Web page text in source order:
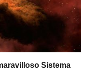
Sistema